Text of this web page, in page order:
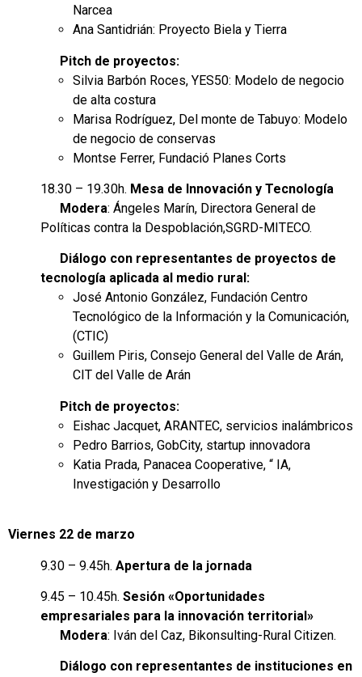
Narcea
Ana Santidrián: Proyecto Biela y Tierra
Pitch de proyectos:
Silvia Barbón Roces, YES50: Modelo de negocio
de alta costura
Marisa Rodríguez, Del monte de Tabuyo: Modelo
de negocio de conservas
Montse Ferrer, Fundació Planes Corts
18.30 – 19.30h. Mesa de Innovación y Tecnología
Modera: Ángeles Marín, Directora General de
Políticas contra la Despoblación,SGRD-MITECO.
Diálogo con representantes de proyectos de
tecnología aplicada al medio rural:
José Antonio González, Fundación Centro
Tecnológico de la Información y la Comunicación,
(CTIC)
Guillem Piris, Consejo General del Valle de Arán,
CIT del Valle de Arán
Pitch de proyectos:
Eishac Jacquet, ARANTEC, servicios inalámbricos
Pedro Barrios, GobCity, startup innovadora
Katia Prada, Panacea Cooperative, “ IA,
Investigación y Desarrollo
Viernes 22 de marzo
9.30 – 9.45h. Apertura de la jornada
9.45 – 10.45h. Sesión «Oportunidades
empresariales para la innovación territorial»
Modera: Iván del Caz, Bikonsulting-Rural Citizen.
Diálogo con representantes de instituciones en